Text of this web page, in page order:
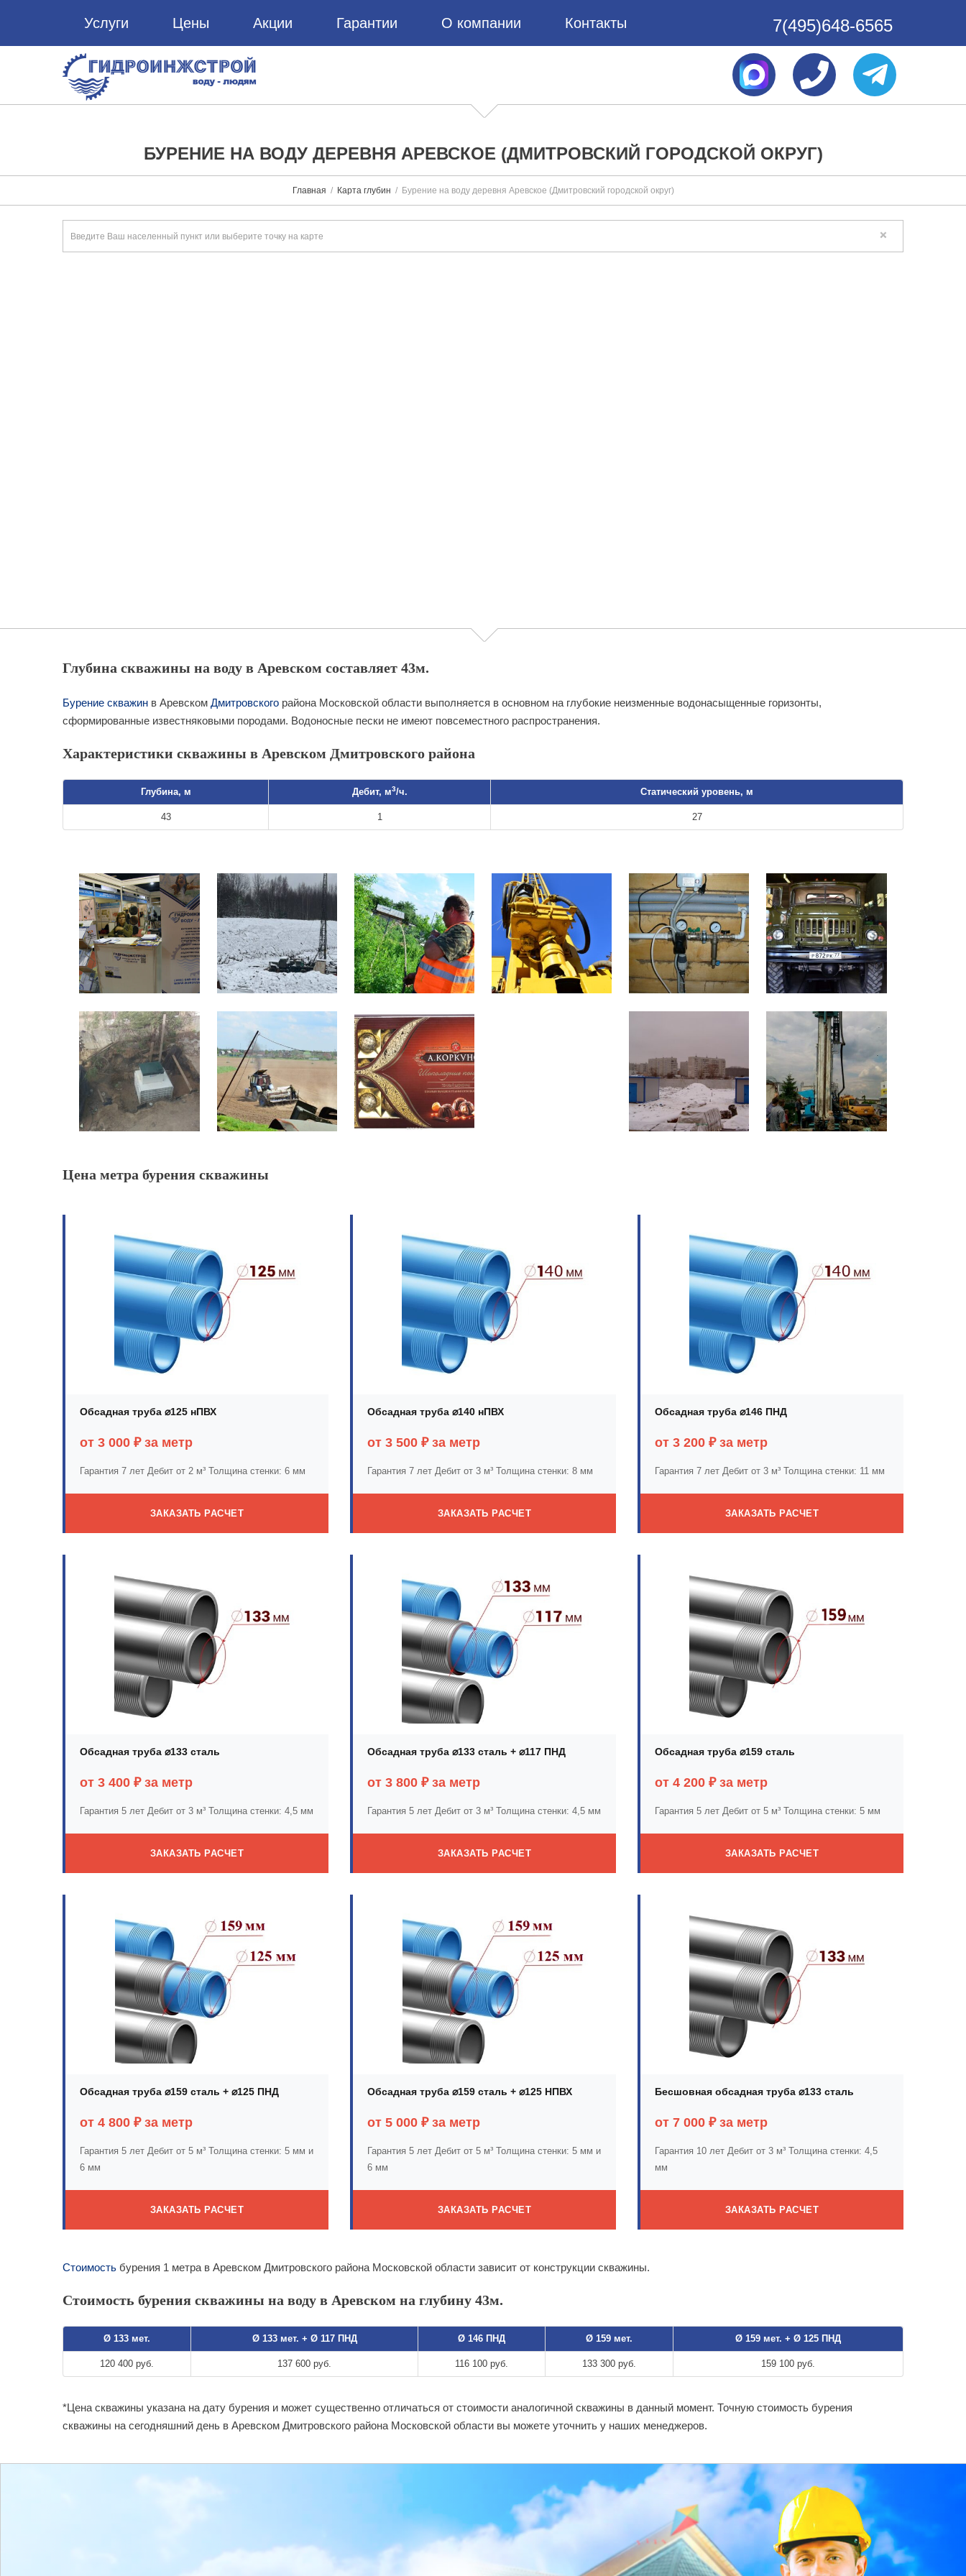
Услуги Цены Акции Гарантии О компании Контакты 7(495)648-6565
БУРЕНИЕ НА ВОДУ ДЕРЕВНЯ АРЕВСКОЕ (ДМИТРОВСКИЙ ГОРОДСКОЙ ОКРУГ)
Главная Карта глубин Бурение на воду деревня Аревское (Дмитровский городской округ)
Глубина скважины на воду в Аревском составляет 43м.
Бурение скважин в Аревском Дмитровского района Московской области выполняется в основном на глубокие неизменные водонасыщенные горизонты,
сформированные известняковыми породами. Водоносные пески не имеют повсеместного распространения.
Характеристики скважины в Аревском Дмитровского района
Глубина, м Дебит, м3/ч. Статический уровень, м
43 1 27
Цена метра бурения скважины
Обсадная труба ⌀125 нПВХ
от 3 000 ₽ за метр
Гарантия 7 лет Дебит от 2 м³ Толщина стенки: 6 мм
ЗАКАЗАТЬ РАСЧЕТ
Обсадная труба ⌀140 нПВХ
от 3 500 ₽ за метр
Гарантия 7 лет Дебит от 3 м³ Толщина стенки: 8 мм
ЗАКАЗАТЬ РАСЧЕТ
Обсадная труба ⌀146 ПНД
от 3 200 ₽ за метр
Гарантия 7 лет Дебит от 3 м³ Толщина стенки: 11 мм
ЗАКАЗАТЬ РАСЧЕТ
Обсадная труба ⌀133 сталь
от 3 400 ₽ за метр
Гарантия 5 лет Дебит от 3 м³ Толщина стенки: 4,5 мм
ЗАКАЗАТЬ РАСЧЕТ
Обсадная труба ⌀133 сталь + ⌀117 ПНД
от 3 800 ₽ за метр
Гарантия 5 лет Дебит от 3 м³ Толщина стенки: 4,5 мм
ЗАКАЗАТЬ РАСЧЕТ
Обсадная труба ⌀159 сталь
от 4 200 ₽ за метр
Гарантия 5 лет Дебит от 5 м³ Толщина стенки: 5 мм
ЗАКАЗАТЬ РАСЧЕТ
Обсадная труба ⌀159 сталь + ⌀125 ПНД
от 4 800 ₽ за метр
Гарантия 5 лет Дебит от 5 м³ Толщина стенки: 5 мм и
6 мм
ЗАКАЗАТЬ РАСЧЕТ
Обсадная труба ⌀159 сталь + ⌀125 НПВХ
от 5 000 ₽ за метр
Гарантия 5 лет Дебит от 5 м³ Толщина стенки: 5 мм и
6 мм
ЗАКАЗАТЬ РАСЧЕТ
Бесшовная обсадная труба ⌀133 сталь
от 7 000 ₽ за метр
Гарантия 10 лет Дебит от 3 м³ Толщина стенки: 4,5
мм
ЗАКАЗАТЬ РАСЧЕТ
Стоимость бурения 1 метра в Аревском Дмитровского района Московской области зависит от конструкции скважины.
Стоимость бурения скважины на воду в Аревском на глубину 43м.
Ø 133 мет. Ø 133 мет. + Ø 117 ПНД Ø 146 ПНД Ø 159 мет. Ø 159 мет. + Ø 125 ПНД
120 400 руб. 137 600 руб. 116 100 руб. 133 300 руб. 159 100 руб.
*Цена скважины указана на дату бурения и может существенно отличаться от стоимости аналогичной скважины в данный момент. Точную стоимость бурения
скважины на сегодняшний день в Аревском Дмитровского района Московской области вы можете уточнить у наших менеджеров.